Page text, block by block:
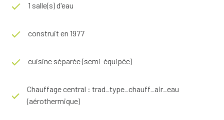
1 salle(s) d'eau
construit en 1977
cuisine séparée (semi-équipée)
Chauffage central : trad_type_chauff_air_eau
(aérothermique)